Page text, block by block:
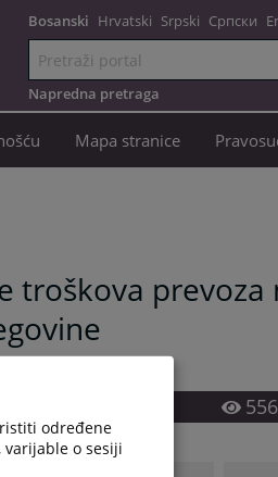
Bosanski Hrvatski Srpski Српски
Napredna pretraga
Mapa stranice
troškova prevoza
556
određene
varijable o sesiji